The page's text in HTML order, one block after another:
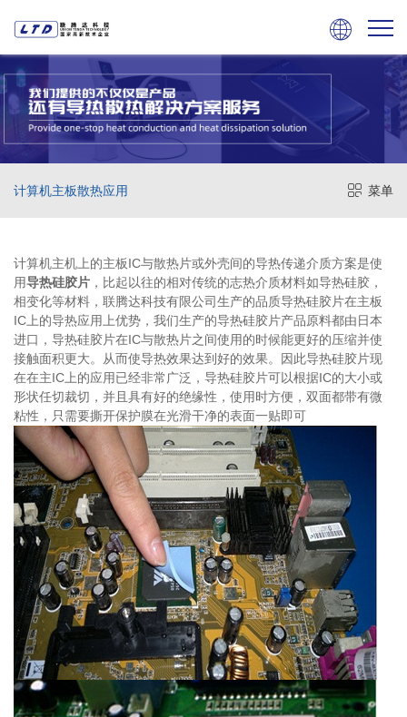

菜单
计算机主板散热应用
计算机主机上的主板IC与散热片或外壳间的导热传递介质方案是使
用导热硅胶片 ，比起以往的相对传统的志热介质材料如导热硅胶，
相变化等材料，联腾达科技有限公司生产的品质导热硅胶片在主板
IC上的导热应用上优势，我们生产的导热硅胶片产品原料都由日本
进口，导热硅胶片在IC与散热片之间使用的时候能更好的压缩并使
接触面积更大。从而使导热效果达到好的效果。因此导热硅胶片现
在在主IC上的应用已经非常广泛，导热硅胶片可以根据IC的大小或
形状任切裁切，并且具有好的绝缘性，使用时方便，双面都带有微
粘性，只需要撕开保护膜在光滑干净的表面一贴即可